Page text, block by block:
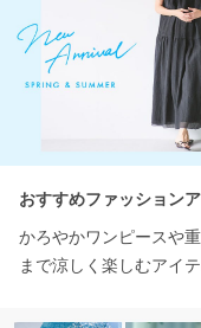
おすすめファッション
かろやかワンピースや
まで涼しく楽しむアイ